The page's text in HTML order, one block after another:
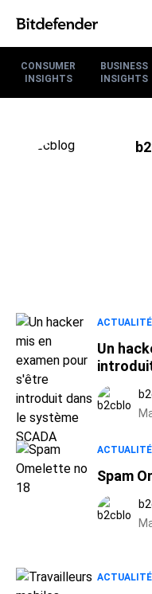
CONSUMER
INSIGHTS
BUSINESS
INSIGHTS
Un
Spam